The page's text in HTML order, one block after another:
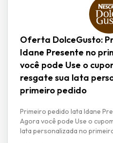
Oferta DolceGusto:
Idane Presente no
você pode Use o
resgate sua lata
primeiro pedido
Primeiro pedido lata Idane
Agora você pode Use o
lata personalizada no